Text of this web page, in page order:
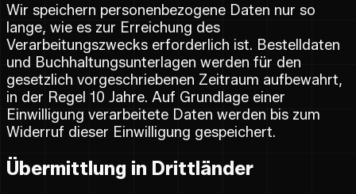
Wir speichern personenbezogene Daten nur so
lange, wie es zur Erreichung des
Verarbeitungszwecks erforderlich ist. Bestelldaten
und Buchhaltungsunterlagen werden für den
gesetzlich vorgeschriebenen Zeitraum aufbewahrt,
in der Regel 10 Jahre. Auf Grundlage einer
Einwilligung verarbeitete Daten werden bis zum
Widerruf dieser Einwilligung gespeichert.
Übermittlung in Drittländer